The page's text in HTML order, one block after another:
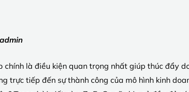
admin
chính là điều kiện quan trọng nhất giúp thúc đẩy
trực tiếp đến sự thành công của mô hình kinh